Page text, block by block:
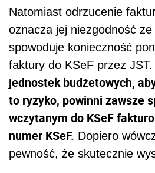
Natomiast odrzucenie
oznacza jej niezgodność
spowoduje konieczność
faktury do KSeF przez JST.
jednostek budżetowych,
to ryzyko, powinni zawsze
wczytanym do KSeF
numer KSeF. Dopiero
pewność, że skutecznie